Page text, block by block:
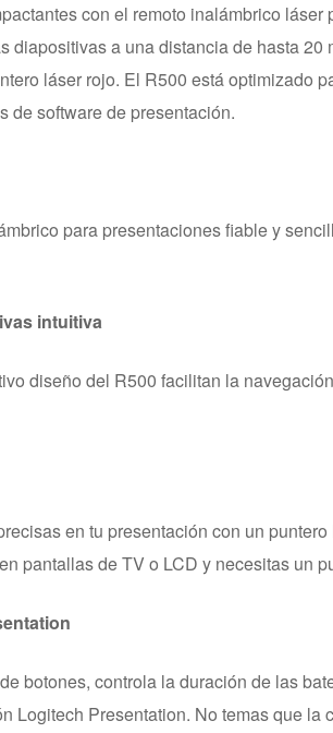
con el remoto inalámbrico
diapositivas a una distancia de hasta
láser rojo. El R500 está optimizado
de software de presentación.
para presentaciones fiable y
intuitiva
diseño del R500 facilitan la
en tu presentación con un
pantallas de TV o LCD y necesitas un
botones, controla la duración de las
Logitech Presentation. No temas que la